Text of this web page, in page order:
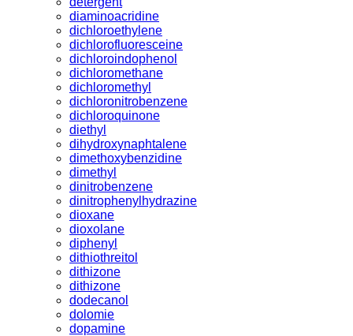
diaminoacridine
dichloroethylene
dichlorofluoresceine
dichloroindophenol
dichloromethane
dichloromethyl
dichloronitrobenzene
dichloroquinone
diethyl
dihydroxynaphtalene
dimethoxybenzidine
dimethyl
dinitrobenzene
dinitrophenylhydrazine
dioxane
dioxolane
diphenyl
dithiothreitol
dithizone
dithizone
dodecanol
dolomie
dopamine